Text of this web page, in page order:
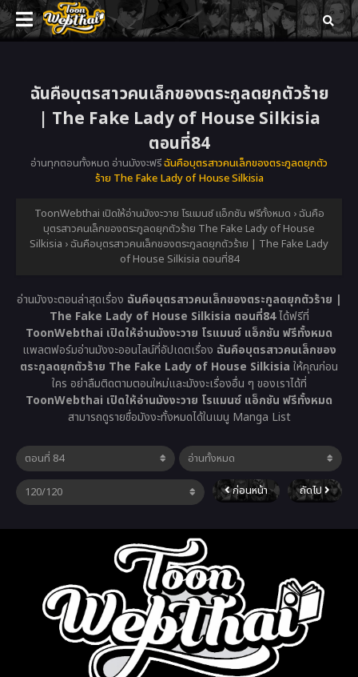
ฉันคือบุตรสาวคนเล็กของตระกูลดยุกตัวร้าย
| The Fake Lady of House Silkisia
ตอนที่84
อ่านทุกตอนทั้งหมด อ่านมังงะฟรีฉันคือบุตรสาวคนเล็กของตระกูลดยุกตัว
ร้าย The Fake Lady of House Silkisia
ToonWebthai เปิดให้อ่านมังงะวาย โรแมนซ์ แอ็กชัน ฟรีทั้งหมด › ฉันคือ
บุตรสาวคนเล็กของตระกูลดยุกตัวร้าย The Fake Lady of House
Silkisia › ฉันคือบุตรสาวคนเล็กของตระกูลดยุกตัวร้าย | The Fake Lady
of House Silkisia ตอนที่84
อ่านมังงะตอนล่าสุดเรื่อง ฉันคือบุตรสาวคนเล็กของตระกูลดยุกตัวร้าย |
The Fake Lady of House Silkisia ตอนที่84ได้ฟรีที่
ToonWebthai เปิดให้อ่านมังงะวาย โรแมนซ์ แอ็กชัน ฟรีทั้งหมด
แพลตฟอร์มอ่านมังงะออนไลน์ที่อัปเดตเรื่อง ฉันคือบุตรสาวคนเล็กของ
ตระกูลดยุกตัวร้าย The Fake Lady of House Silkisia ให้คุณก่อน
ใคร อย่าลืมติดตามตอนใหม่และมังงะเรื่องอื่น ๆ ของเราได้ที่
ToonWebthai เปิดให้อ่านมังงะวาย โรแมนซ์ แอ็กชัน ฟรีทั้งหมด
สามารถดูรายชื่อมังงะทั้งหมดได้ในเมนู Manga List
ก่อนหน้า ถัดไป